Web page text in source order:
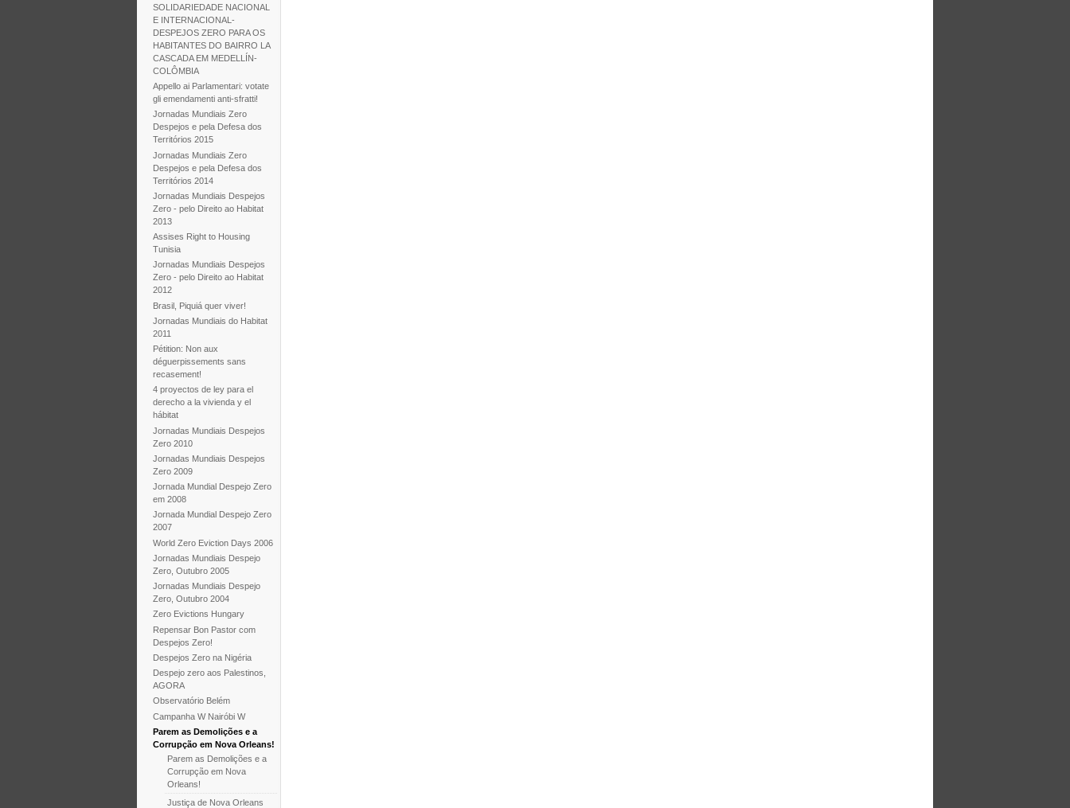
SOLIDARIEDADE NACIONAL
E INTERNACIONAL-
DESPEJOS ZERO PARA OS
HABITANTES DO BAIRRO LA
CASCADA EM MEDELLÍN-
COLÔMBIA
Appello ai Parlamentari: votate
gli emendamenti anti-sfratti!
Jornadas Mundiais Zero
Despejos e pela Defesa dos
Territórios 2015
Jornadas Mundiais Zero
Despejos e pela Defesa dos
Territórios 2014
Jornadas Mundiais Despejos
Zero - pelo Direito ao Habitat
2013
Assises Right to Housing
Tunisia
Jornadas Mundiais Despejos
Zero - pelo Direito ao Habitat
2012
Brasil, Piquiá quer viver!
Jornadas Mundiais do Habitat
2011
Pétition: Non aux
déguerpissements sans
recasement!
4 proyectos de ley para el
derecho a la vivienda y el
hábitat
Jornadas Mundiais Despejos
Zero 2010
Jornadas Mundiais Despejos
Zero 2009
Jornada Mundial Despejo Zero
em 2008
Jornada Mundial Despejo Zero
2007
World Zero Eviction Days 2006
Jornadas Mundiais Despejo
Zero, Outubro 2005
Jornadas Mundiais Despejo
Zero, Outubro 2004
Zero Evictions Hungary
Repensar Bon Pastor com
Despejos Zero!
Despejos Zero na Nigéria
Despejo zero aos Palestinos,
AGORA
Observatório Belém
Campanha W Nairóbi W
Parem as Demolições e a
Corrupção em Nova Orleans!
Parem as Demolições e a
Corrupção em Nova
Orleans!
Justiça de Nova Orleans